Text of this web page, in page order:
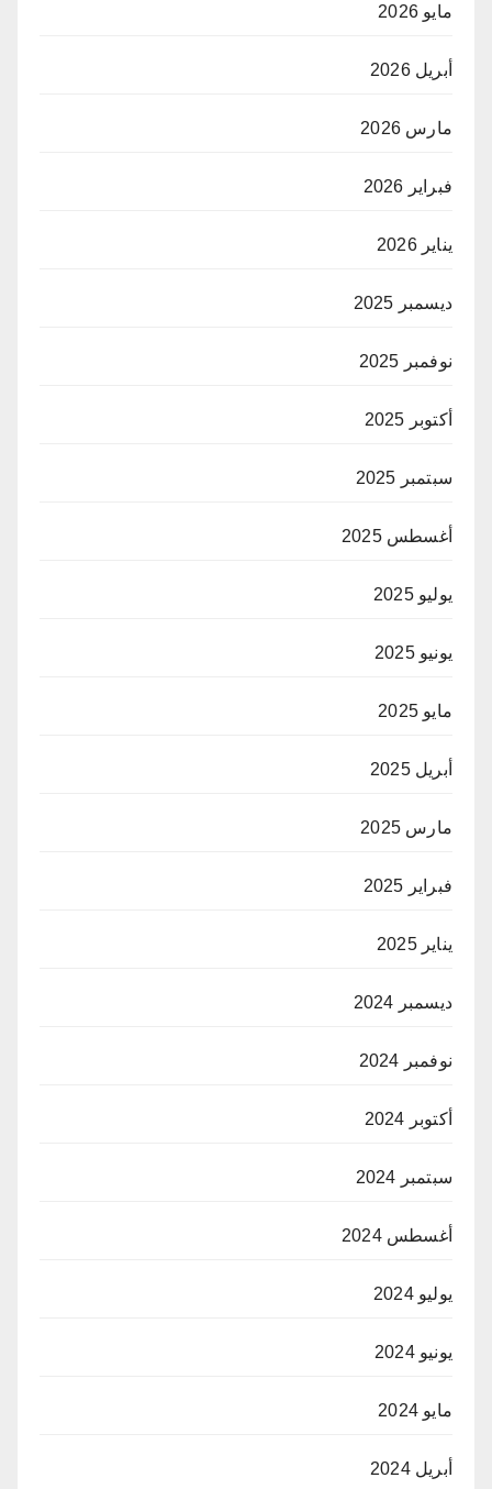
مايو 2026
أبريل 2026
مارس 2026
فبراير 2026
يناير 2026
ديسمبر 2025
نوفمبر 2025
أكتوبر 2025
سبتمبر 2025
أغسطس 2025
يوليو 2025
يونيو 2025
مايو 2025
أبريل 2025
مارس 2025
فبراير 2025
يناير 2025
ديسمبر 2024
نوفمبر 2024
أكتوبر 2024
سبتمبر 2024
أغسطس 2024
يوليو 2024
يونيو 2024
مايو 2024
أبريل 2024